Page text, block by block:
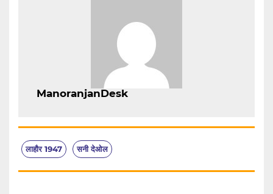
ManoranjanDesk
लाहौर 1947 सनी देओल